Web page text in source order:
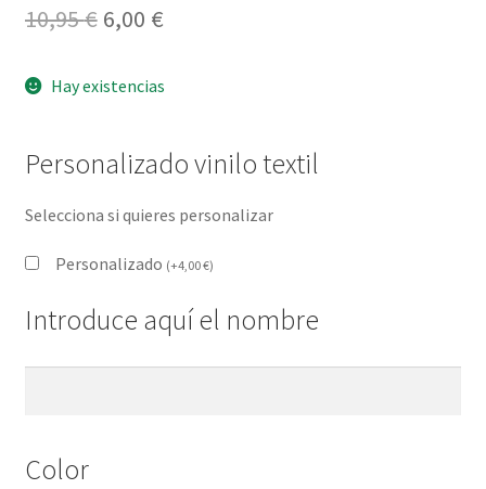
10,95€ El
original
10,95 €.
6,00 €El
actual
6,00 €.
Hay existencias
Personalizado vinilo textil
Selecciona si quieres personalizar
Personalizado (+4,00€)
Introduce aquí el nombre
Color